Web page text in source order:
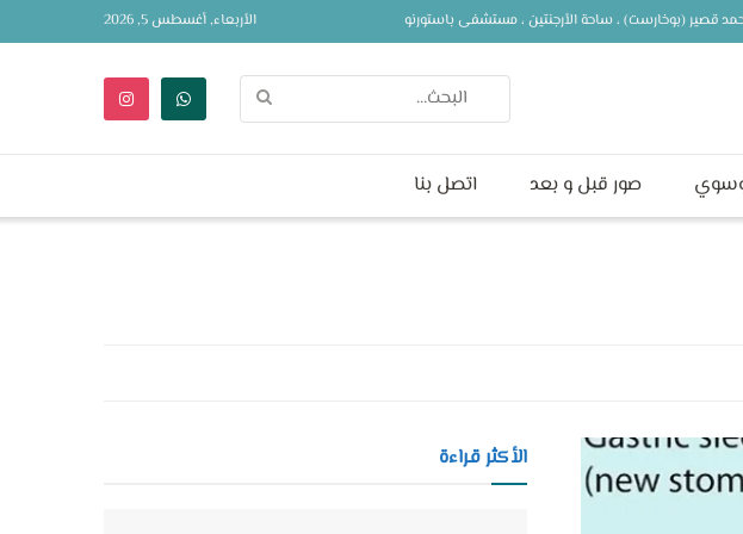
قصير (بوخارست) ، ساحة الأرجنتين ، مستشفى باستورنو الأربعاء, أغسطس 5, 2026
صور قبل و بعد اتصل بنا
الأكثر قراءة